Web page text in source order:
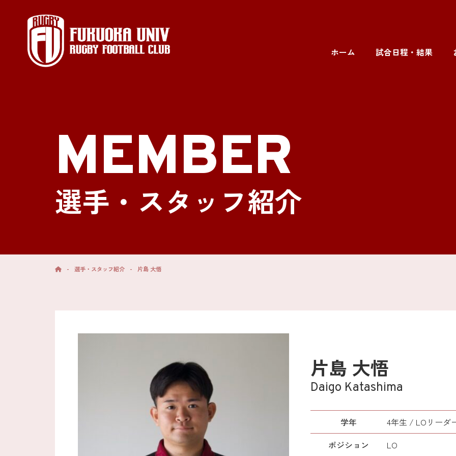
ホーム 試合日程・結果
MEMBER
選手・スタッフ紹介
- 選手・スタッフ紹介 - 片島 大悟
片島 大悟
Daigo Katashima
学年
4年生 / LOリーダ
ポジション
LO